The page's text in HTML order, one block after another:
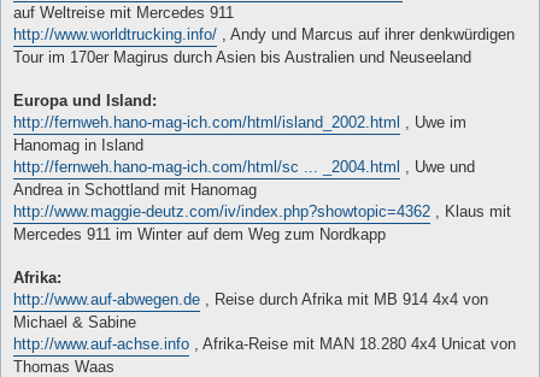
auf Weltreise mit Mercedes 911
http://www.worldtrucking.info/ , Andy und Marcus auf ihrer denkwürdigen
Tour im 170er Magirus durch Asien bis Australien und Neuseeland
Europa und Island:
http://fernweh.hano-mag-ich.com/html/island_2002.html
, Uwe im
Hanomag in Island
http://fernweh.hano-mag-ich.com/html/sc ... _2004.html
, Uwe und
Andrea in Schottland mit Hanomag
http://www.maggie-deutz.com/iv/index.php?showtopic=4362 , Klaus mit
Mercedes 911 im Winter auf dem Weg zum Nordkapp
Afrika:
http://www.auf-abwegen.de , Reise durch Afrika mit MB 914 4x4 von
Michael & Sabine
http://www.auf-achse.info , Afrika-Reise mit MAN 18.280 4x4 Unicat von
Thomas Waas